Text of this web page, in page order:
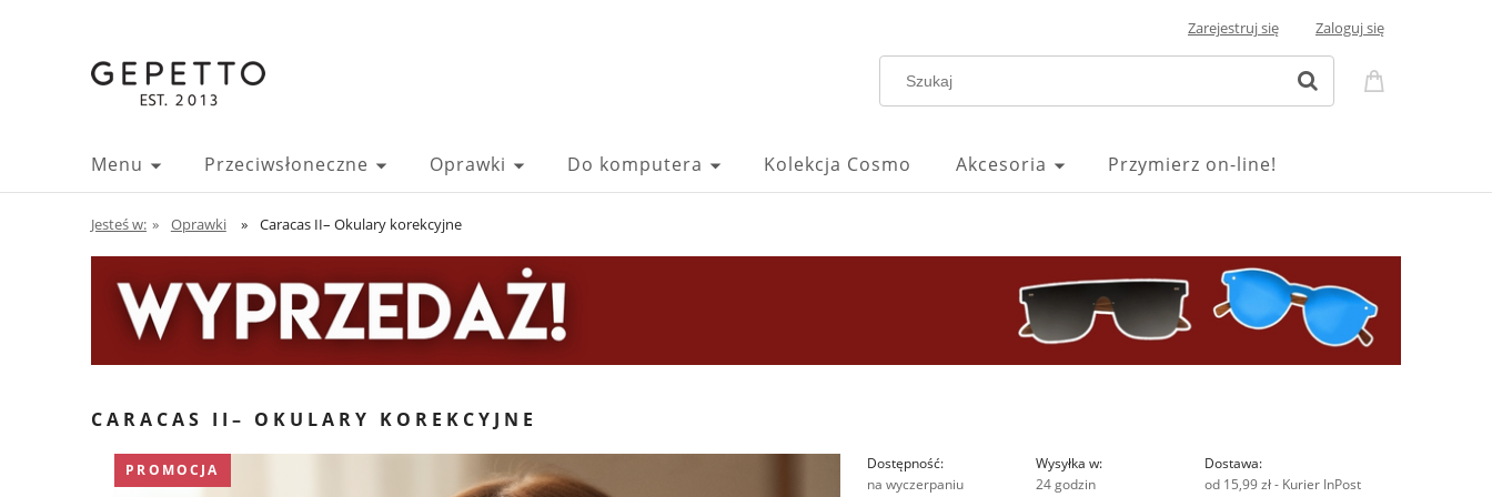
Zarejestruj się Zaloguj się
Menu Przeciwsłoneczne Oprawki Do komputera Kolekcja Cosmo Akcesoria Przymierz on-line!
Jesteś w: » Oprawki » Caracas II– Okulary korekcyjne
CARACAS II– OKULARY KOREKCYJNE
PROMOCJA
Dostępność:
na wyczerpaniu
Wysyłka w:
24 godzin
Dostawa:
od 15,99 zł- Kurier InPost